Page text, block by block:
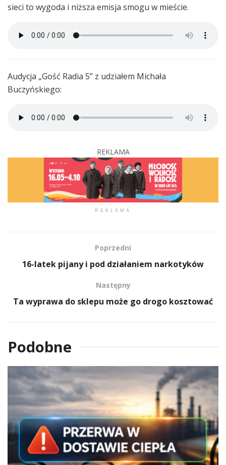
sieci to wygoda i niższa emisja smogu w mieście.
Audycja „Gość Radia 5” z udziałem Michała
Buczyńskiego:
REKLAMA
REKLAMA
Poprzedni
16-latek pijany i pod działaniem narkotyków
Następny
Ta wyprawa do sklepu może go drogo kosztować
Podobne